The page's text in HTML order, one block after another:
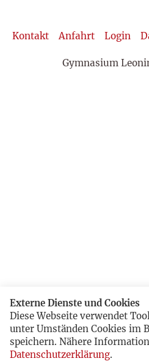
Kontakt Anfahrt Login
Gymnasium
Externe Dienste und Cookies
Diese Webseite verwendet
unter Umständen Cookies im
speichern. Nähere
Datenschutzerklärung.